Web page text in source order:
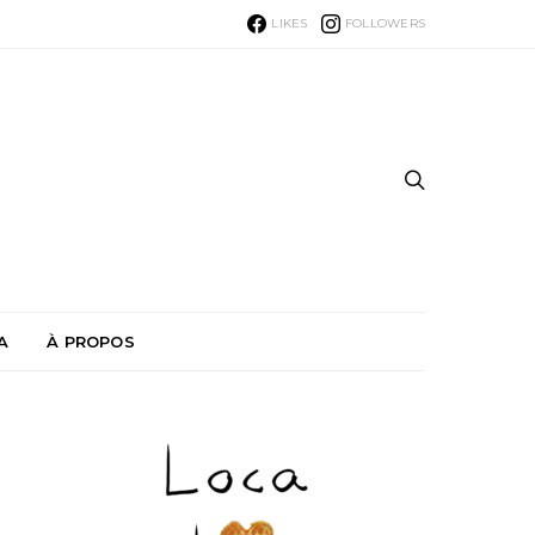
LIKES FOLLOWERS
À PROPOS